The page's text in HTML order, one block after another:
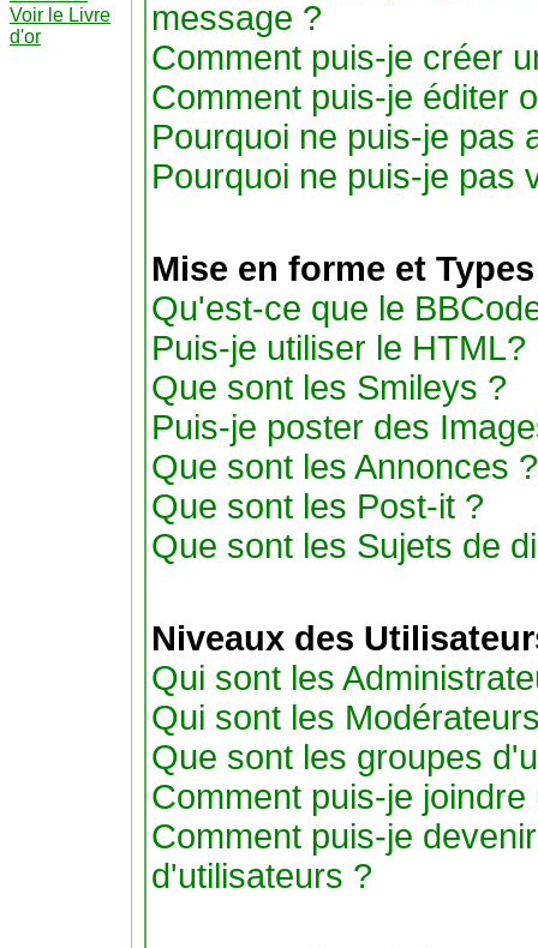
Voir le Livre
d'or
message ?
Comment puis-je créer
Comment puis-je éditer
Pourquoi ne puis-je pas
Pourquoi ne puis-je pas
Mise en forme et
Qu'est-ce que le
Puis-je utiliser le HTML?
Que sont les Smileys ?
Puis-je poster des
Que sont les Annonces ?
Que sont les Post-it ?
Que sont les Sujets de
Niveaux des
Qui sont les
Qui sont les
Que sont les groupes
Comment puis-je
Comment puis-je
d'utilisateurs ?